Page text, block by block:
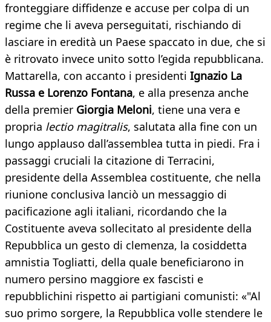
fronteggiare diffidenze e accuse per colpa di un
regime che li aveva perseguitati, rischiando di
lasciare in eredità un Paese spaccato in due, che si
è ritrovato invece unito sotto l’egida repubblicana.
Mattarella, con accanto i presidenti Ignazio La
Russa e Lorenzo Fontana, e alla presenza anche
della premier Giorgia Meloni, tiene una vera e
propria lectio magitralis, salutata alla fine con un
lungo applauso dall’assemblea tutta in piedi. Fra i
passaggi cruciali la citazione di Terracini,
presidente della Assemblea costituente, che nella
riunione conclusiva lanciò un messaggio di
pacificazione agli italiani, ricordando che la
Costituente aveva sollecitato al presidente della
Repubblica un gesto di clemenza, la cosiddetta
amnistia Togliatti, della quale beneficiarono in
numero persino maggiore ex fascisti e
repubblichini rispetto ai partigiani comunisti: «"Al
suo primo sorgere, la Repubblica volle stendere le